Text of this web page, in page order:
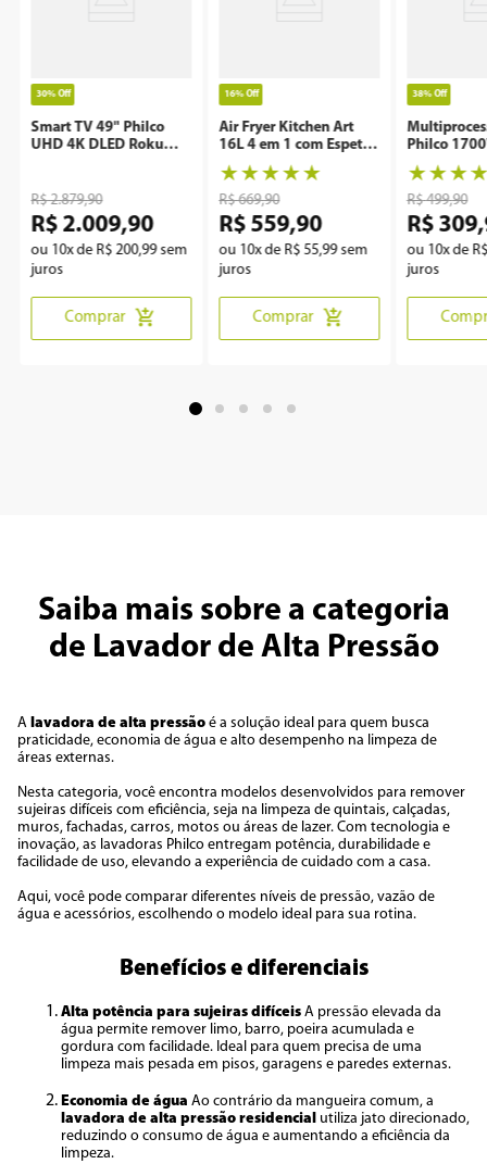
30% Off
Smart TV 49" Philco
UHD 4K DLED Roku
R$ 2.879,90
R$ 2.009,90
ou 10x de R$ 200,99sem
juros
Comprar
16% Off
Air Fryer Kitchen Art
16L 4 em 1 com Espeto
Rotisserie KAF16A
★★★★★
R$ 669,90
R$ 559,90
ou 10x de R$ 55,99sem
juros
Comprar
38% Off
Philco
Preto
★★★
R$ 499,90
R$ 309,
ou 10x de
juros
Saiba mais sobre a categoria
de Lavador de Alta Pressão
A lavadora de alta pressão é a solução ideal para quem busca
praticidade, economia de água e alto desempenho na limpeza de
áreas externas.
Nesta categoria, você encontra modelos desenvolvidos para remover
sujeiras difíceis com eficiência, seja na limpeza de quintais, calçadas,
muros, fachadas, carros, motos ou áreas de lazer. Com tecnologia e
inovação, as lavadoras Philco entregam potência, durabilidade e
facilidade de uso, elevando a experiência de cuidado com a casa.
Aqui, você pode comparar diferentes níveis de pressão, vazão de
água e acessórios, escolhendo o modelo ideal para sua rotina.
Benefícios e diferenciais
Alta potência para sujeiras difíceis A pressão elevada da
água permite remover limo, barro, poeira acumulada e
gordura com facilidade. Ideal para quem precisa de uma
limpeza mais pesada em pisos, garagens e paredes externas.
Economia de água Ao contrário da mangueira comum, a
lavadora de alta pressão residencial utiliza jato direcionado,
reduzindo o consumo de água e aumentando a eficiência da
limpeza.